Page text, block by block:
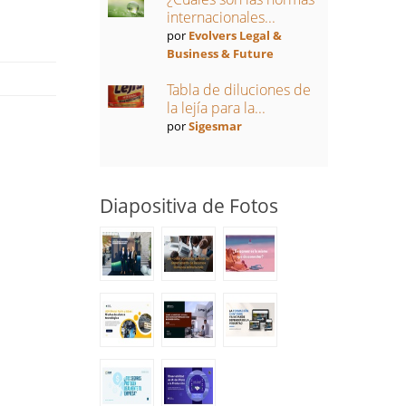
internacionales...
por Evolvers Legal &
Business & Future
Tabla de diluciones de
la lejía para la...
porSigesmar
Diapositiva de Fotos